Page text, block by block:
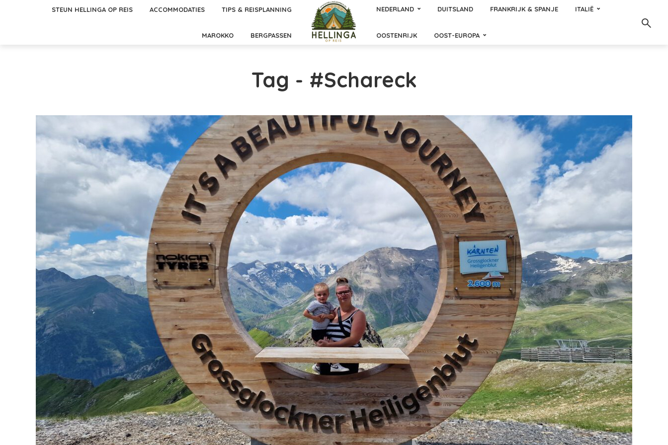
STEUN HELLINGA OP REIS ACCOMMODATIES TIPS & REISPLANNING
MAROKKO BERGPASSEN
NEDERLAND DUITSLAND FRANKRIJK & SPANJE ITALIË
OOSTENRIJK OOST-EUROPA
Tag - #Schareck